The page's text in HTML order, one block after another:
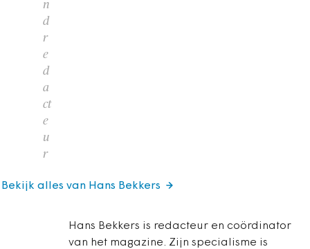
n
d
r
e
d
a
ct
e
u
r
Hans Bekkers is redacteur en coördinator
van het magazine. Zijn specialisme is
Bekijk alles van Hans Bekkers